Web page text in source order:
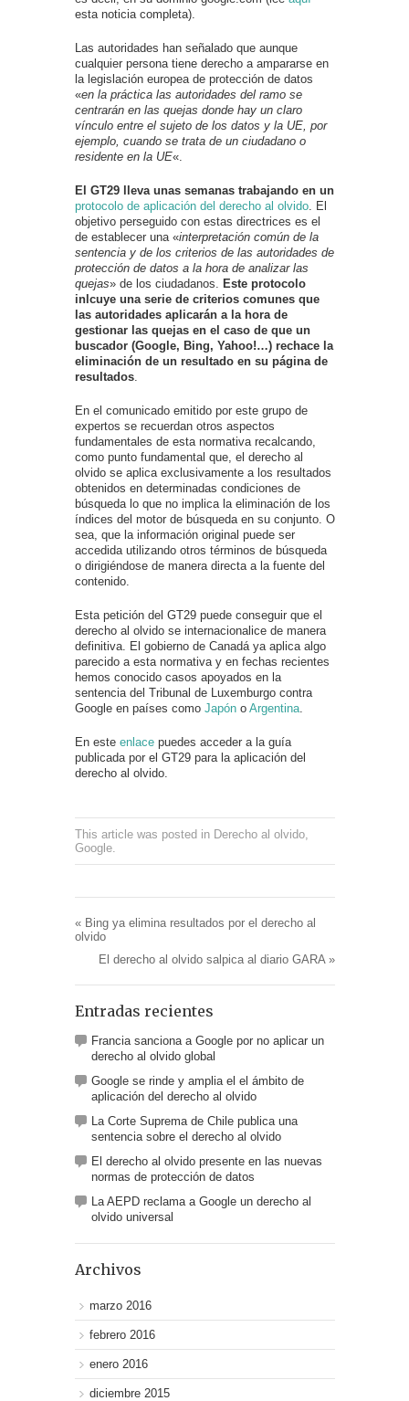
esta noticia completa).
Las autoridades han señalado que aunque
cualquier persona tiene derecho a ampararse en
la legislación europea de protección de datos
«en la práctica las autoridades del ramo se
centrarán en las quejas donde hay un claro
vínculo entre el sujeto de los datos y la UE, por
ejemplo, cuando se trata de un ciudadano o
residente en la UE«.
El GT29 lleva unas semanas trabajando en un
protocolo de aplicación del derecho al olvido. El
objetivo perseguido con estas directrices es el
de establecer una «interpretación común de la
sentencia y de los criterios de las autoridades de
protección de datos a la hora de analizar las
quejas» de los ciudadanos. Este protocolo
inlcuye una serie de criterios comunes que
las autoridades aplicarán a la hora de
gestionar las quejas en el caso de que un
buscador (Google, Bing, Yahoo!…) rechace la
eliminación de un resultado en su página de
resultados.
En el comunicado emitido por este grupo de
expertos se recuerdan otros aspectos
fundamentales de esta normativa recalcando,
como punto fundamental que, el derecho al
olvido se aplica exclusivamente a los resultados
obtenidos en determinadas condiciones de
búsqueda lo que no implica la eliminación de los
índices del motor de búsqueda en su conjunto. O
sea, que la información original puede ser
accedida utilizando otros términos de búsqueda
o dirigiéndose de manera directa a la fuente del
contenido.
Esta petición del GT29 puede conseguir que el
derecho al olvido se internacionalice de manera
definitiva. El gobierno de Canadá ya aplica algo
parecido a esta normativa y en fechas recientes
hemos conocido casos apoyados en la
sentencia del Tribunal de Luxemburgo contra
Google en países como Japón o Argentina.
En este enlace puedes acceder a la guía
publicada por el GT29 para la aplicación del
derecho al olvido.
This article was posted in Derecho al olvido,
Google.
«Bing ya elimina resultados por el derecho al
olvido
El derecho al olvido salpica al diario GARA »
Entradas recientes
Francia sanciona a Google por no aplicar un
derecho al olvido global
Google se rinde y amplia el el ámbito de
aplicación del derecho al olvido
La Corte Suprema de Chile publica una
sentencia sobre el derecho al olvido
El derecho al olvido presente en las nuevas
normas de protección de datos
La AEPD reclama a Google un derecho al
olvido universal
Archivos
marzo 2016
febrero 2016
enero 2016
diciembre 2015